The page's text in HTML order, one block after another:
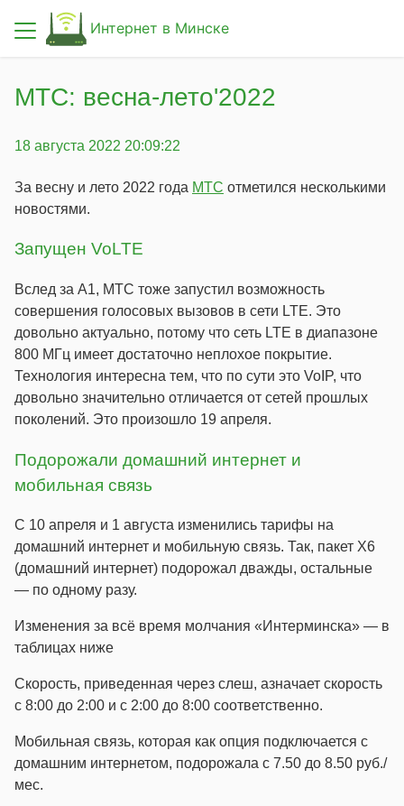
Интернет в Минске
Статьи
О сайте
МТС: весна-лето'2022
18 августа 2022 20:09:22
За весну и лето 2022 года МТС отметился несколькими
новостями.
Запущен VoLTE
Вслед за A1, МТС тоже запустил возможность
совершения голосовых вызовов в сети LTE. Это
довольно актуально, потому что сеть LTE в диапазоне
800 МГц имеет достаточно неплохое покрытие.
Технология интересна тем, что по сути это VoIP, что
довольно значительно отличается от сетей прошлых
поколений. Это произошло 19 апреля.
Подорожали домашний интернет и
мобильная связь
С 10 апреля и 1 августа изменились тарифы на
домашний интернет и мобильную связь. Так, пакет X6
(домашний интернет) подорожал дважды, остальные
— по одному разу.
Изменения за всё время молчания «Интерминска» — в
таблицах ниже
Скорость, приведенная через слеш, азначает скорость
с 8:00 до 2:00 и с 2:00 до 8:00 соответственно.
Мобильная связь, которая как опция подключается с
домашним интернетом, подорожала с 7.50 до 8.50 руб./
мес.